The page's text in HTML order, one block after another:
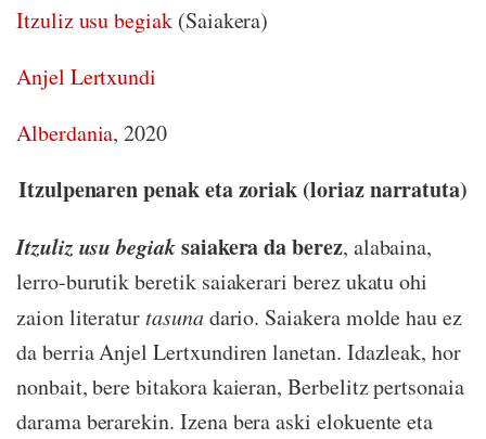
Itzuliz usu begiak(Saiakera)
Anjel Lertxundi
Alberdania, 2020
Itzulpenaren penak eta zoriak (loriaz narratuta)
Itzuliz usu begiaksaiakera da berez, alabaina,
lerro-burutik beretik saiakerari berez ukatu ohi
zaion literaturtasunadario. Saiakera molde hau ez
da berria Anjel Lertxundiren lanetan. Idazleak, hor
nonbait, bere bitakora kaieran, Berbelitz pertsonaia
darama berarekin. Izena bera aski elokuente eta